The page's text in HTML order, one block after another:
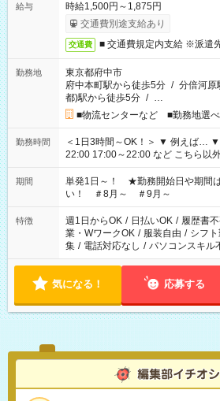
給与
時給1,500円～1,875円
交通費別途支給あり
交通費 ■ 交通費規定内支給 ※派遣
勤務地
東京都府中市
府中本町駅から徒歩5分 / 分倍河原
都)駅から徒歩5分 / …
■物流センターなど ■勤務地選
勤務時間
＜1日3時間～OK！＞ ▼ 例えば… ▼ 15:00～18:00 15:00～
22:00 17:00～22:00 など こちら以外の時間もお気軽にご相談く
ださい！
期間
単発1日～！ ★勤務開始日や期間
い！ ＃8月～ ＃9月～
特徴 週1日からOK / 日払いOK / 履歴書
業・WワークOK / 服装自由 / シフ
集 / 電話対応なし / パソコンスキル
気になる！ 応募する